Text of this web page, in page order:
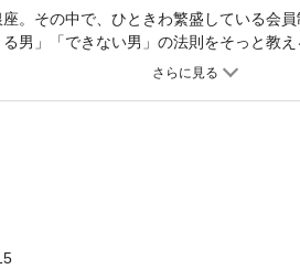
。その中で、ひときわ繁盛している会
男」「できない男」の法則をそっと教
いとは何か——外見、会話、お金の使い方